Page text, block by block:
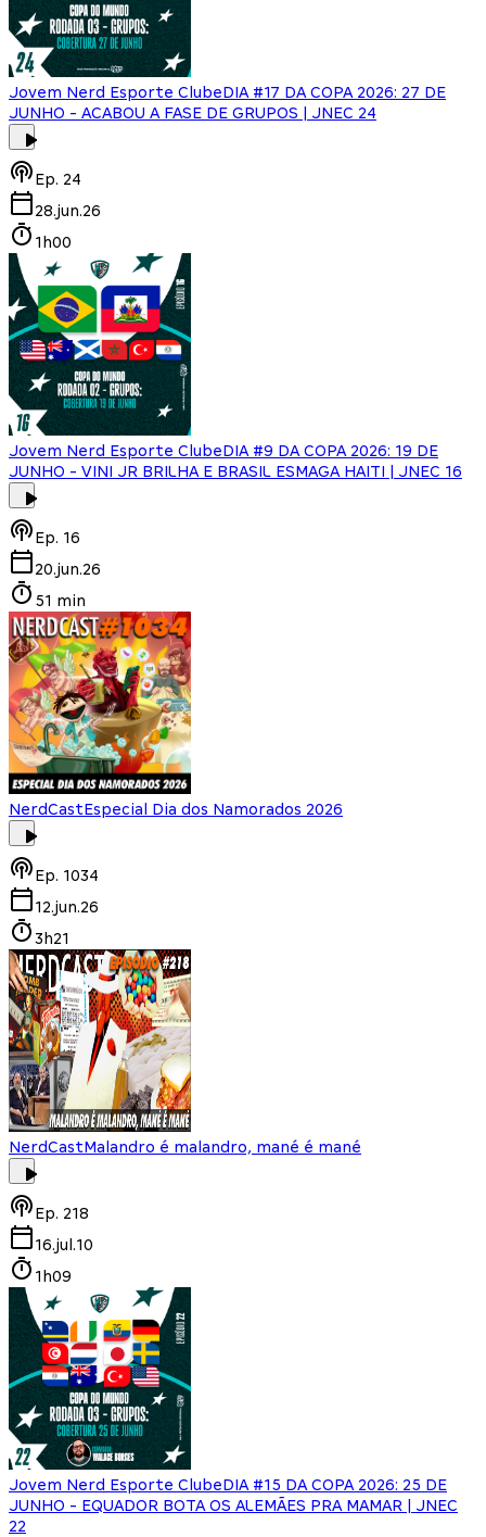
Jovem Nerd Esporte ClubeDIA #17 DA COPA 2026: 27 DE
JUNHO - ACABOU A FASE DE GRUPOS | JNEC 24
Ep. 24
28.jun.26
1h00
Jovem Nerd Esporte ClubeDIA #9 DA COPA 2026: 19 DE
JUNHO - VINI JR BRILHA E BRASIL ESMAGA HAITI | JNEC 16
Ep. 16
20.jun.26
51 min
NerdCastEspecial Dia dos Namorados 2026
Ep. 1034
12.jun.26
3h21
NerdCastMalandro é malandro, mané é mané
Ep. 218
16.jul.10
1h09
Jovem Nerd Esporte ClubeDIA #15 DA COPA 2026: 25 DE
JUNHO - EQUADOR BOTA OS ALEMÃES PRA MAMAR | JNEC
22